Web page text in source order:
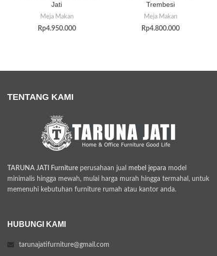
Jati
Meja Makan
Rp4.950.000
Trembesi
Meja Makan
Rp4.800.000
TENTANG KAMI
TARUNA JATI Furniture perusahaan jual mebel jepara model
minimalis hingga mewah, mulai harga murah hingga termahal, untuk
memenuhi kebutuhan furniture rumah atau kantor anda.
HUBUNGI KAMI
tarunajatifurniture@gmail.com